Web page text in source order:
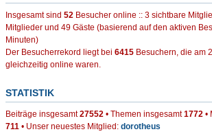
Insgesamt sind 52 Besucher online :: 3 sichtbare
Mitglieder und 49 Gäste (basierend auf den aktiven
Minuten)
Der Besucherrekord liegt bei 6415 Besuchern, die am
gleichzeitig online waren.
STATISTIK
Beiträge insgesamt27552 • Themen insgesamt1772 •
711 • Unser neuestes Mitglied: dorotheus